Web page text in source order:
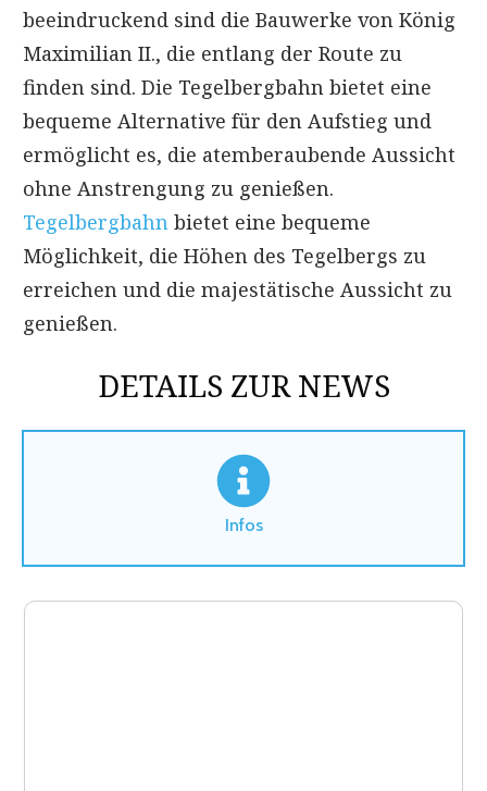
beeindruckend sind die Bauwerke von König
Maximilian II., die entlang der Route zu
finden sind. Die Tegelbergbahn bietet eine
bequeme Alternative für den Aufstieg und
ermöglicht es, die atemberaubende Aussicht
ohne Anstrengung zu genießen.
Tegelbergbahn bietet eine bequeme
Möglichkeit, die Höhen des Tegelbergs zu
erreichen und die majestätische Aussicht zu
genießen.
DETAILS ZUR NEWS
Infos